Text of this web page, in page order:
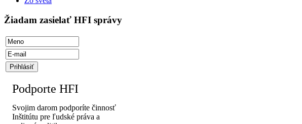
Žiadam zasielať HFI správy